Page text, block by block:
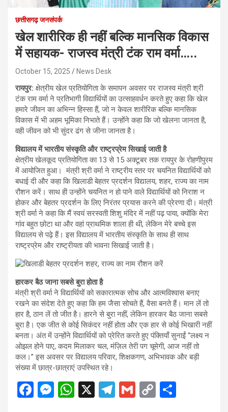
छत्तीसगढ़ जनसंपर्क
खेल शारीरिक ही नहीं बल्कि मानसिक विकास
में सहायक- राजस्व मंत्री टंक राम वर्मा…..
October 15, 2025 News Desk
रायपुर: क्षेत्रीय खेल प्रतियोगिता के समापन अवसर पर राजस्व मंत्री श्री
टंक राम वर्मा ने प्रतिभागी विद्यार्थियों का उत्साहवर्धन करते हुए कहा कि खेल
हमारे जीवन का अभिन्न हिस्सा हैं, जो न केवल शारीरिक बल्कि मानसिक
विकास में भी अहम भूमिका निभाते हैं। उन्होंने कहा कि जो खेलना जानता है,
वही जीवन को भी सुंदर ढंग से जीना जानता है।
विद्यालय में भारतीय संस्कृति और राष्ट्रप्रेम सिखाई जाती है
क्षेत्रीय खेलकूद प्रतियोगिता का 13 से 15 अक्टूबर तक रायपुर के रोहणीपुरम
में आयोजित हुआ। मंत्री श्री वर्मा ने राष्ट्रीय स्तर पर चयनित विद्यार्थियों को
बधाई दी और कहा कि खिलाडी बेहतर प्रदर्शन विद्यालय, शहर, राज्य का नाम
रौशन करें। साथ ही उन्होंने चयनित न हो पाने वाले विद्यार्थियों को निराश न
होकर और बेहतर प्रदर्शन के लिए निरंतर प्रयास करने की प्रेरणा दी। मंत्री
श्री वर्मा ने कहा कि मैं स्वयं सरस्वती शिशु मंदिर में नहीं पढ़ पाया, क्योंकि मेरा
गांव बहुत छोटा था और वहां प्राथमिक शाला ही थी, लेकिन मेरे बच्चे इस
विद्यालय से पढ़े हैं। इस विद्यालय में भारतीय संस्कृति के साथ ही साथ
राष्ट्रप्रेम और राष्ट्रीयता की भावना सिखाई जाती है।
हारकर बैठ जाना सबसे बुरा होता है
मंत्री श्री वर्मा ने विद्यार्थियों को सकारात्मक सोच और आत्मविश्वास बनाए
रखने का संदेश देते हुए कहा कि हम जैसा सोचते हैं, वैसा बनते हैं। मान लें तो
हार है, ठान लें तो जीत है। हारने से बुरा नहीं, लेकिन हारकर बैठ जाना सबसे
बुरा है। एक जीत से कोई सिकंदर नहीं होता और एक हार से कोई भिखारी नहीं
बनता। अंत में उन्होंने विद्यार्थियों को प्रेरित करते हुए पंक्तियाँ सुनाईं “लक्ष्य न
ओझल होने पाए, कदम मिलाकर चल, मंज़िल तेरी पग चूमेगी, आज नहीं तो
कल।” इस अवसर पर विद्यालय परिवार, शिक्षकगण, अभिभावक और बड़ी
संख्या में छात्र-छात्राएं उपस्थित रहे।
F
M
W
X
T
G
C